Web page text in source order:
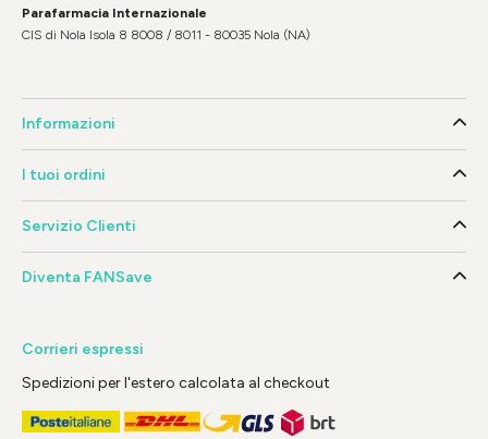
Parafarmacia Internazionale
CIS di Nola Isola 8 8008 / 8011 - 80035 Nola (NA)
Informazioni
I tuoi ordini
Servizio Clienti
Diventa FANSave
Corrieri espressi
Spedizioni per l'estero calcolata al checkout